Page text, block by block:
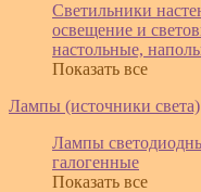
Светильники
освещение и
настольные,
Показать все
Лампы (источники света)
Лампы
галогенные
Показать все